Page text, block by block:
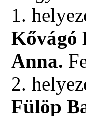
1.
Kővágó
Anna.
2.
Fülöp